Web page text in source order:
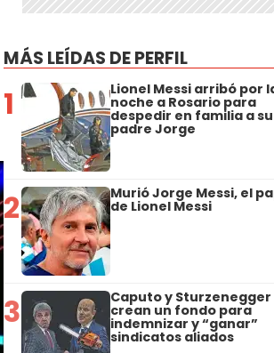
MÁS LEÍDAS DE PERFIL
1 Lionel Messi arribó por
noche a Rosario para
despedir en familia a su
padre Jorge
2 Murió Jorge Messi, el
de Lionel Messi
3 Caputo y Sturzenegger
crean un fondo para
indemnizar y “ganar”
sindicatos aliados